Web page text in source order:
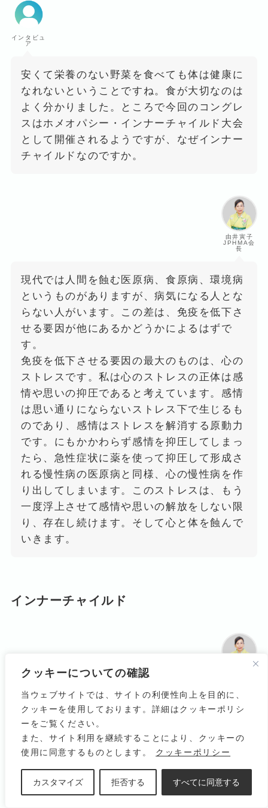
クッキーについての確認
当ウェブサイトでは、サイトの利便性向上を目的に、
クッキーを使用しております。詳細はクッキーポリシ
ーをご覧ください。
また、サイト利用を継続することにより、クッキーの
使用に同意するものとします。
クッキーポリシー
カスタマイズ 拒否する すべてに同意する
インタビュ
ア
安くて栄養のない野菜を食べても体は健康に
なれないということですね。食が大切なのは
よく分かりました。ところで今回のコングレ
スはホメオパシー・インナーチャイルド大会
として開催されるようですが、なぜインナー
チャイルドなのですか。
由井寅子
JPHMA会
長
現代では人間を蝕む医原病、食原病、環境病
というものがありますが、病気になる人とな
らない人がいます。この差は、免疫を低下さ
せる要因が他にあるかどうかによるはずで
す。
免疫を低下させる要因の最大のものは、心の
ストレスです。私は心のストレスの正体は感
情や思いの抑圧であると考えています。感情
は思い通りにならないストレス下で生じるも
のであり、感情はストレスを解消する原動力
です。にもかかわらず感情を抑圧してしまっ
たら、急性症状に薬を使って抑圧して形成さ
れる慢性病の医原病と同様、心の慢性病を作
り出してしまいます。このストレスは、もう
一度浮上させて感情や思いの解放をしない限
り、存在し続けます。そして心と体を蝕んで
いきます。
インナーチャイルド
私はこの抑圧した感情や思い(心の慢性病)を
インナーチャイルドと定義していますが、こ
れが未解決な心の問題となっているのです。
つまり抑圧した感情や思いがあればあるほ
ど、免疫は低下し、医原病や食原病を発症し